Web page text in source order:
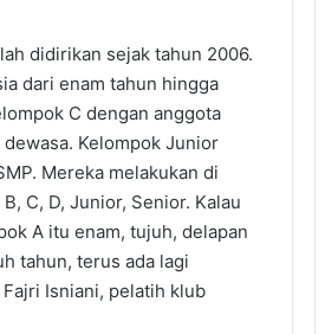
didirikan sejak tahun 2006.
dari enam tahun hingga
C dengan anggota
Kelompok Junior
Mereka melakukan di
C, D, Junior, Senior. Kalau
A itu enam, tujuh, delapan
tahun, terus ada lagi
Isniani, pelatih klub